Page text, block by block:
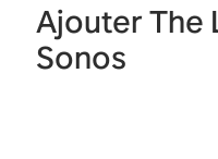
Ajouter The
Sonos